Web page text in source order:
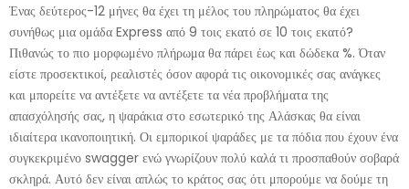
Ένας δεύτερος-12 μήνες θα έχει τη μέλος του πληρώματος θα έχει
συνήθως μια ομάδα Express από 9 τοις εκατό σε 10 τοις εκατό?
Πιθανώς το πιο μορφωμένο πλήρωμα θα πάρει έως και δώδεκα %. Όταν
είστε προσεκτικοί, ρεαλιστές όσον αφορά τις οικονομικές σας ανάγκες
και μπορείτε να αντέξετε να αντέξετε τα νέα προβλήματα της
απασχόλησής σας, η ψαράκια στο εσωτερικό της Αλάσκας θα είναι
ιδιαίτερα ικανοποιητική. Οι εμπορικοί ψαράδες με τα πόδια που έχουν ένα
συγκεκριμένο swagger ενώ γνωρίζουν πολύ καλά τι προσπαθούν σοβαρά
σκληρά. Αυτό δεν είναι απλώς το κράτος σας ότι μπορούμε να δούμε τη